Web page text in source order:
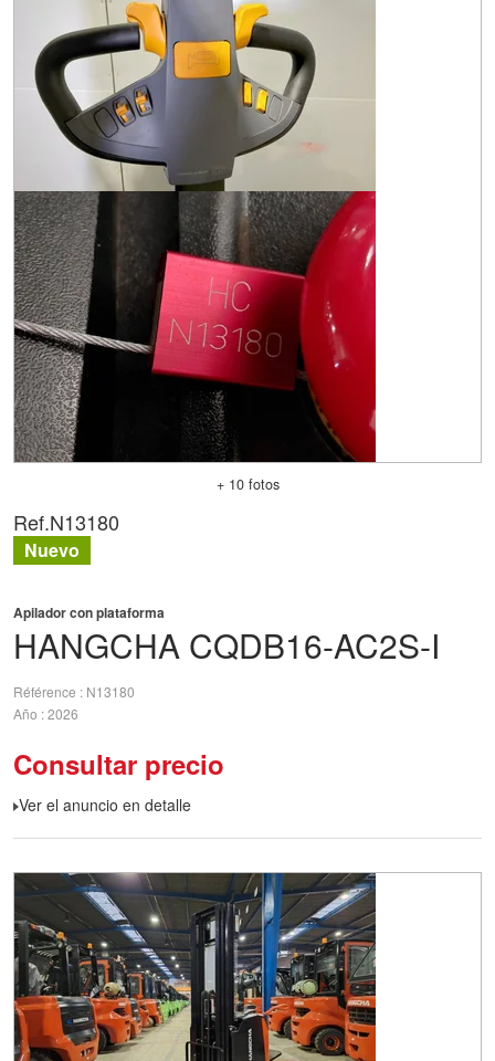
+ 10 fotos
HANGCHA CQDB16-AC2S-I
Apilador con plataforma
Référence
N13180
Año 2026
Consultar precio
Ver el anuncio en detalle
Ref.N13180
Nuevo